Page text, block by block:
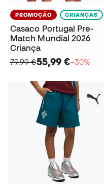
PROMOÇÃO CRIANÇAS
Casaco Portugal Pre-
Match Mundial 2026
Criança
79,99 €55,99 €−30%